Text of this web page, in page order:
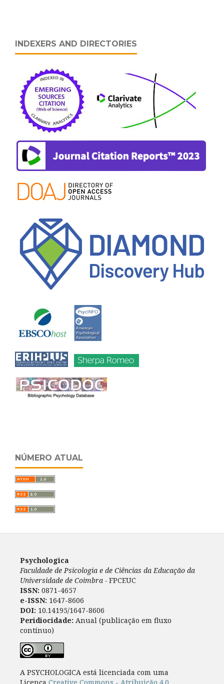
INDEXERS AND DIRECTORIES
NÚMERO ATUAL
Psychologica
Faculdade de Psicologia e de Ciências da Educação da
Universidade de Coimbra - FPCEUC
ISSN: 0871-4657
e-ISSN: 1647-8606
DOI: 10.14195/1647-8606
Peridiocidade: Anual (publicação em fluxo
contínuo)
A PSYCHOLOGICA está licenciada com uma